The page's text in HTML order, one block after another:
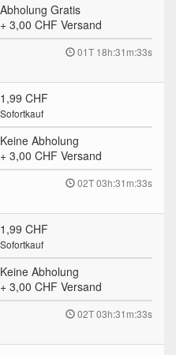
Abholung Gratis
+ 3,00 CHFVersand
01T 18h:31m:32s
1,99 CHF
Sofortkauf
Keine Abholung
+ 3,00 CHFVersand
02T 03h:31m:32s
1,99 CHF
Sofortkauf
Keine Abholung
+ 3,00 CHFVersand
02T 03h:31m:32s